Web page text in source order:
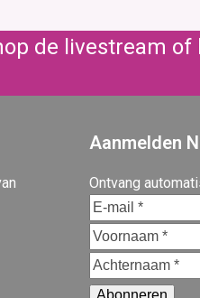
de livestream
Aanmelden
Ontvang